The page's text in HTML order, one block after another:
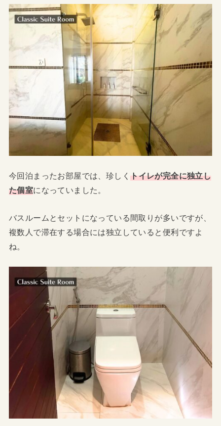
今回泊まったお部屋では、珍しくトイレが完全に独立し
た個室になっていました。
バスルームとセットになっている間取りが多いですが、
複数人で滞在する場合には独立していると便利ですよ
ね。